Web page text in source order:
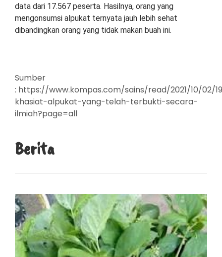
data dari 17.567 peserta. Hasilnya, orang yang
mengonsumsi alpukat ternyata jauh lebih sehat
dibandingkan orang yang tidak makan buah ini.
Sumber
: https://www.kompas.com/sains/read/2021/10/02/
khasiat-alpukat-yang-telah-terbukti-secara-
ilmiah?page=all
Berita